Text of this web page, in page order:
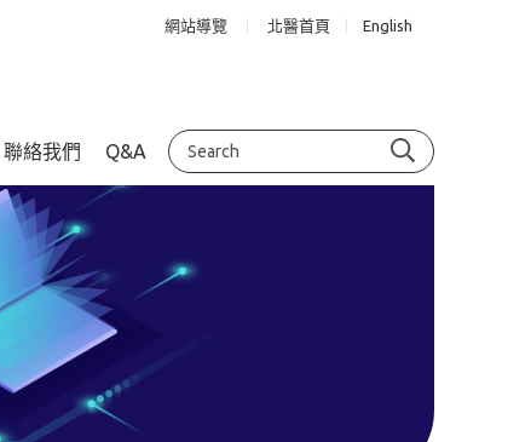
網站導覽 北醫首頁 English
聯絡我們 Q&A